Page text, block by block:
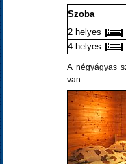
Szoba
2 helyes
4 helyes
A négyágyas
van.